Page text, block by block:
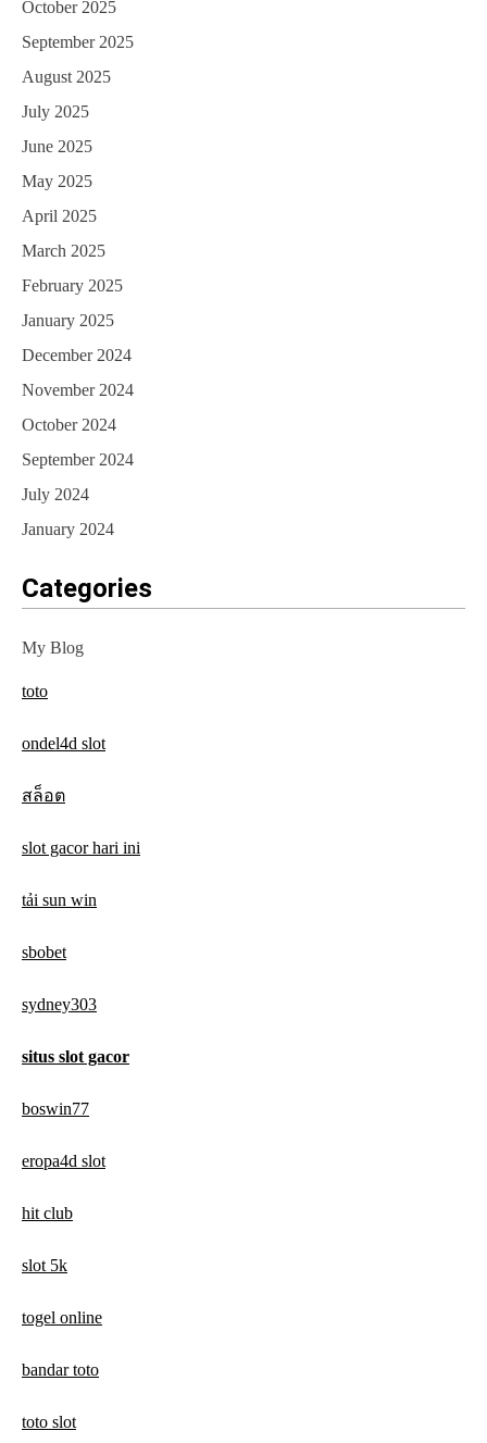
October 2025
September 2025
August 2025
July 2025
June 2025
May 2025
April 2025
March 2025
February 2025
January 2025
December 2024
November 2024
October 2024
September 2024
July 2024
January 2024
Categories
My Blog
toto
ondel4d slot
สล็อต
slot gacor hari ini
tải sun win
sbobet
sydney303
situs slot gacor
boswin77
eropa4d slot
hit club
slot 5k
togel online
bandar toto
toto slot